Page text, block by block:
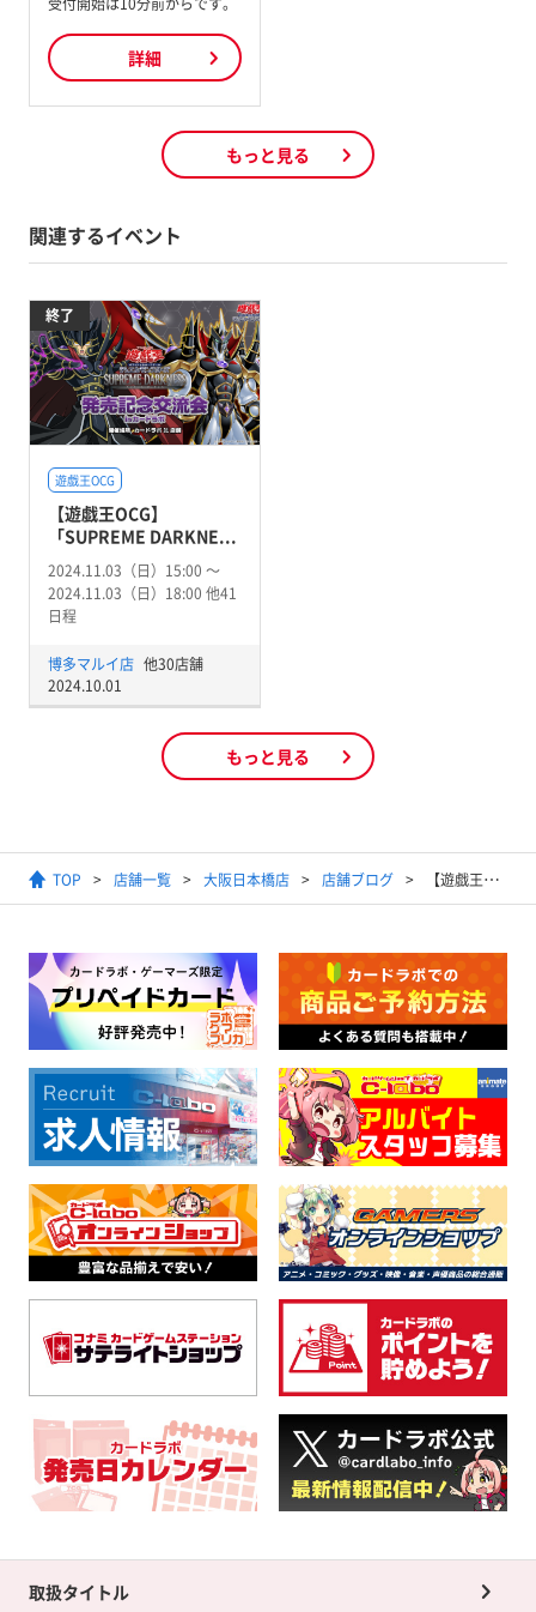
詳細
もっと見る
関連するイベント
終了
遊戯王OCG
【遊戯王OCG】
「SUPREME DARKNE...
2024.11.03（日）15:00 〜
2024.11.03（日）18:00 他41
日程
博多マルイ店 他30店舗
2024.10.01
もっと見る
TOP 店舗一覧 大阪日本橋店 店舗ブログ 【遊戯王担当のぶろぐ】大会に行ってきました!!
取扱タイトル